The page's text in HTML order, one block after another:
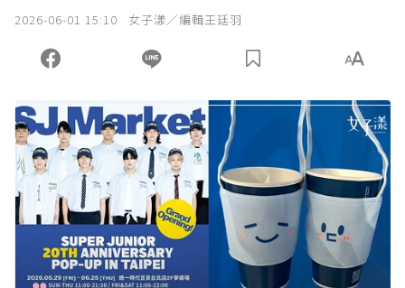
2026-06-01 15:10 女子漾／編輯王廷羽